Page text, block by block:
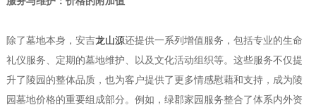
除了墓地本身，安吉龙山源还提供一系列增值服务，包括专业的生命
礼仪服务、定期的墓地维护、以及文化活动组织等。这些服务不仅提
升了陵园的整体品质，也为客户提供了更多情感慰藉和支持，成为陵
园墓地价格的重要组成部分。例如，绿郡家园服务整合了体系内外资